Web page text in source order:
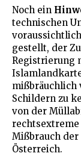
Noch ein
technischen
gestellt, der
Registrierung
mißbräuchlich
Schildern zu
von der
Mißbrauch
Österreich.